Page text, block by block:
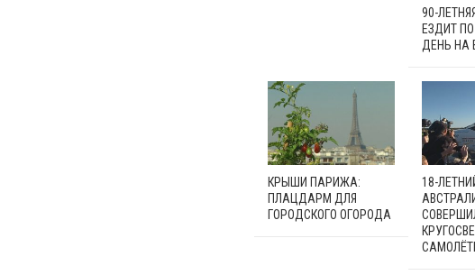
90-
ЕЗДИТ
ДЕНЬ НА
КРЫШИ ПАРИЖА:
ПЛАЦДАРМ ДЛЯ
ГОРОДСКОГО ОГОРОДА
18-